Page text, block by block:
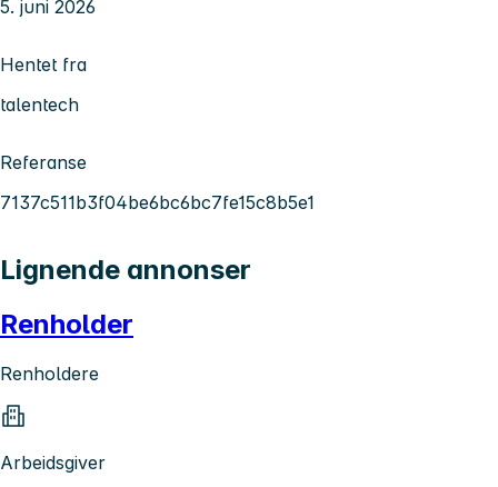
5. juni 2026
Hentet fra
talentech
Referanse
7137c511b3f04be6bc6bc7fe15c8b5e1
Lignende annonser
Renholder
Renholdere
Arbeidsgiver